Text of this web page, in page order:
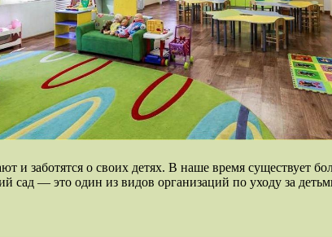
и заботятся о своих детях. В наше время существует
сад — это один из видов организаций по уходу за